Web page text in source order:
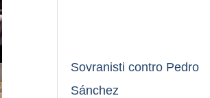
Sovranisti contro Pedro
Sánchez